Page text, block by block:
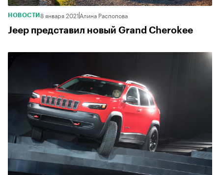
НОВОСТИ 8 января 2021Алина Распопова
Jeep представил новый Grand Cherokee